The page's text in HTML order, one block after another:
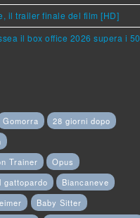
il trailer finale del film [HD]
il box office 2026 supera i 50
Gomorra
28 giorni dopo
Trainer
Opus
gattopardo
Biancaneve
Baby Sitter